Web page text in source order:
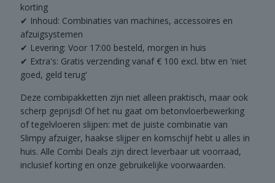
korting
✔ Inhoud: Combinaties van machines, accessoires en
afzuigsystemen
✔ Levering: Voor 17:00 besteld, morgen in huis
✔ Extra's: Gratis verzending vanaf € 100 excl. btw en 'niet
goed, geld terug'
Deze combipakketten zijn niet alleen praktisch, maar ook
scherp geprijsd! Of het nu gaat om betonvloerbewerking
of tegelvloeren slijpen: met de juiste combinatie van
Slimpy afzuiger, haakse slijper en komschijf hebt u alles in
huis. Alle Combi Deals zijn direct leverbaar uit voorraad,
inclusief korting en onze gebruikelijke voorwaarden.